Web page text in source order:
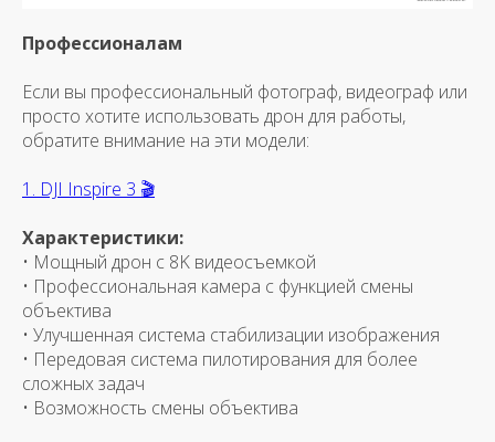
Профессионалам
Если вы профессиональный фотограф, видеограф или
просто хотите использовать дрон для работы,
обратите внимание на эти модели:
1. DJI Inspire 3 🎬
Характеристики:
• Мощный дрон с 8K видеосъемкой
• Профессиональная камера с функцией смены
объектива
• Улучшенная система стабилизации изображения
• Передовая система пилотирования для более
сложных задач
• Возможность смены объектива